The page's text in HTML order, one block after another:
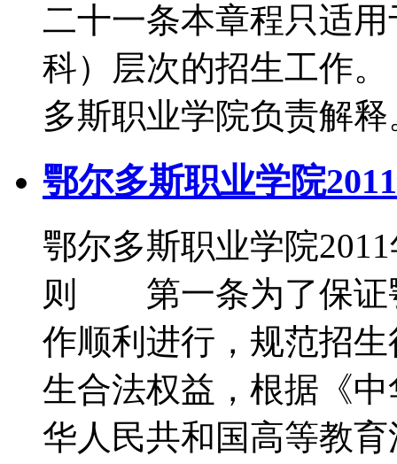
二十一条本章程只适
科）层次的招生工作
多斯职业学院负责解释
鄂尔多斯职业学院
鄂尔多斯职业学院
则 第一条为了保证
作顺利进行，规范招
生合法权益，根据《
华人民共和国高等教